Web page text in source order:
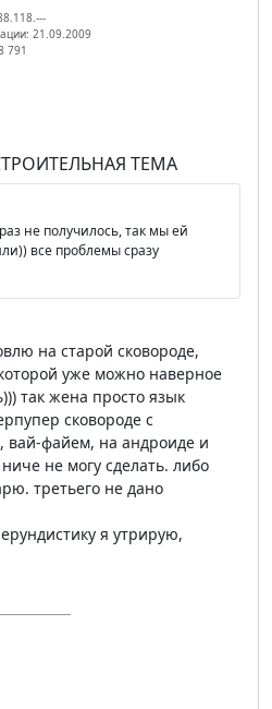
21.09.2009
791
ТЕМА
не получилось, так мы ей
все проблемы сразу
на старой сковороде,
уже можно наверное
так жена просто язык
сковороде с
файем, на андроиде и
не могу сделать. либо
третьего не дано
я утрирую,